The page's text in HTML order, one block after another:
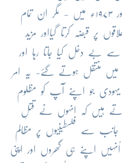
۱۹۴۸ء، ۱۹۵۶ء، ۱۹۶۷ء اور ۱۹۷۳ء میں - مگر ان تمام
پر قبضہ کرتا گیااور مزید
سے بے دخل کیا جاتا رہا اور
میں منتقل ہوتے گئے- یہ امر
جو اپنے آپ کو مظلوم
ہیں کہ انہوں نے قتلِ
جانب سے فلسطینیوں پر مظالم
اپنے ہی گھروں اور اپنی